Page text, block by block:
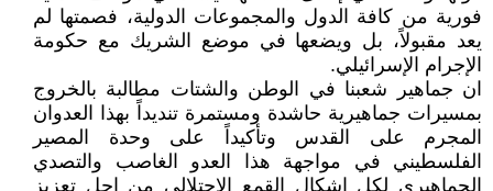
فورية من كافة الدول والمجموعات الدولية، فصمتها لم
يعد مقبولاً، بل ويضعها في موضع الشريك مع حكومة
الإجرام الإسرائيلي.
ان جماهير شعبنا في الوطن والشتات مطالبة بالخروج
بمسيرات جماهيرية حاشدة ومستمرة تنديداً بهذا العدوان
المجرم على القدس وتأكيداً على وحدة المصير
الفلسطيني في مواجهة هذا العدو الغاصب والتصدي
الجماهيري لكل اشكال القمع الاحتلالي من اجل تعزيز